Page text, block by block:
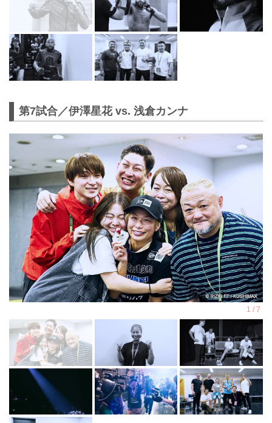
第7試合／伊澤星花 vs. 浅倉カンナ